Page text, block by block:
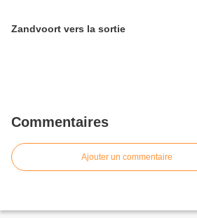
Zandvoort vers la sortie
Commentaires
Ajouter un commentaire